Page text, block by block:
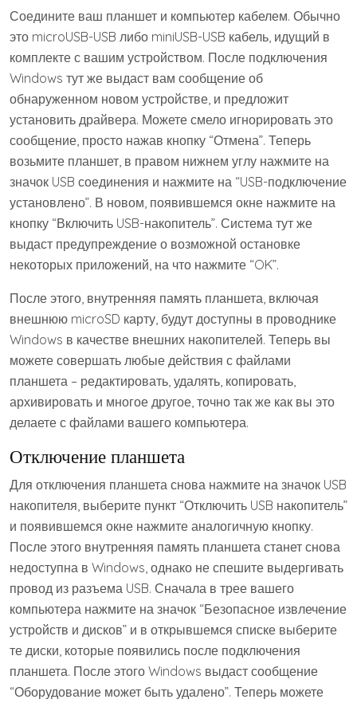
Соедините ваш планшет и компьютер кабелем. Обычно
это microUSB-USB либо miniUSB-USB кабель, идущий в
комплекте с вашим устройством. После подключения
Windows тут же выдаст вам сообщение об
обнаруженном новом устройстве, и предложит
установить драйвера. Можете смело игнорировать это
сообщение, просто нажав кнопку “Отмена”. Теперь
возьмите планшет, в правом нижнем углу нажмите на
значок USB соединения и нажмите на “USB-подключение
установлено”. В новом, появившемся окне нажмите на
кнопку “Включить USB-накопитель”. Система тут же
выдаст предупреждение о возможной остановке
некоторых приложений, на что нажмите “OK”.
После этого, внутренняя память планшета, включая
внешнюю microSD карту, будут доступны в проводнике
Windows в качестве внешних накопителей. Теперь вы
можете совершать любые действия с файлами
планшета – редактировать, удалять, копировать,
архивировать и многое другое, точно так же как вы это
делаете с файлами вашего компьютера.
Отключение планшета
Для отключения планшета снова нажмите на значок USB
накопителя, выберите пункт “Отключить USB накопитель”
и появившемся окне нажмите аналогичную кнопку.
После этого внутренняя память планшета станет снова
недоступна в Windows, однако не спешите выдергивать
провод из разъема USB. Сначала в трее вашего
компьютера нажмите на значок “Безопасное извлечение
устройств и дисков” и в открывшемся списке выберите
те диски, которые появились после подключения
планшета. После этого Windows выдаст сообщение
“Оборудование может быть удалено”. Теперь можете